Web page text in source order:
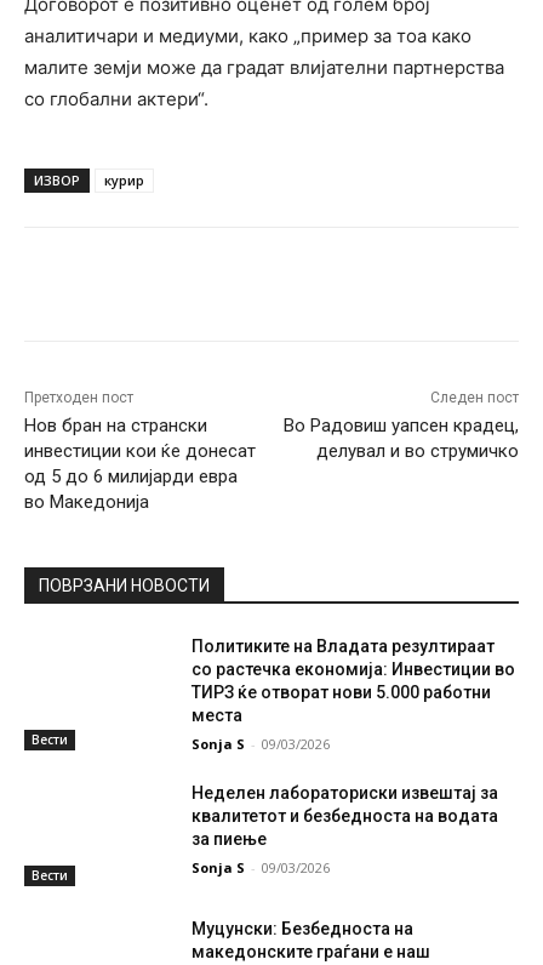
аналитичари и медиуми, како „пример за тоа како
малите земји може да градат влијателни партнерства
со глобални актери“.
ИЗВОР курир
Претходен пост
Нов бран на странски
инвестиции кои ќе донесат
од 5 до 6 милијарди евра
во Македонија
Следен пост
Во Радовиш уапсен крадец,
делувал и во струмичко
ПОВРЗАНИ НОВОСТИ
Вести
Политиките на Владата резултираат
со растечка економија: Инвестиции во
ТИРЗ ќе отворат нови 5.000 работни
места
Sonja S - 09/03/2026
Вести
Неделен лабораториски извештај за
квалитетот и безбедноста на водата
за пиење
Sonja S - 09/03/2026
Муцунски: Безбедноста на
македонските граѓани е наш